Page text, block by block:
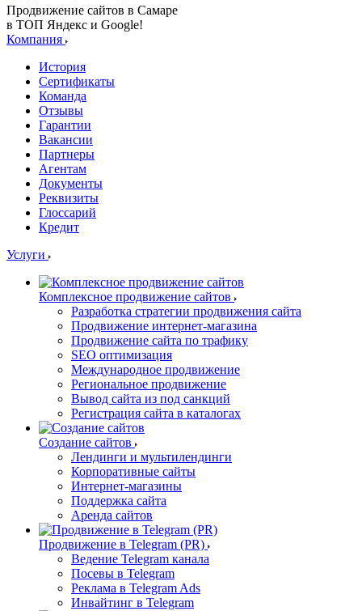
Продвижение сайтов в Самаре
в ТОП Яндекс и Google!
Компания
История
Сертификаты
Команда
Отзывы
Гарантии
Вакансии
Партнеры
Агентам
Документы
Реквизиты
Глоссарий
Кредит
Услуги
Комплексное продвижение сайтов
Разработка стратегии продвижения сайта
Продвижение интернет-магазина
Продвижение сайта по трафику
SEO оптимизация
Международное продвижение
Региональное продвижение
Вывод сайта из под санкций
Регистрация сайта в каталогах
Создание сайтов
Лендинги и мультилендинги
Корпоративные сайты
Интернет-магазины
Поддержка сайта
Аренда сайтов
Продвижение в Telegram (PR)
Ведение Telegram канала
Посевы в Telegram
Реклама в Telegram Ads
Инвайтинг в Telegram